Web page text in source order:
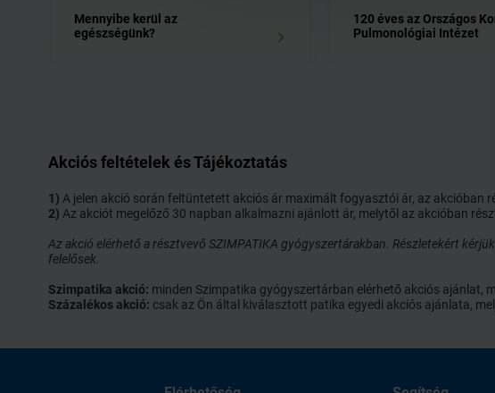
Mennyibe kerül az
egészségünk?
120 éves az Országos
Pulmonológiai Intézet
Akciós feltételek és Tájékoztatás
1) A jelen akció során feltüntetett akciós ár maximált fogyasztói ár, az
2) Az akciót megelőző 30 napban alkalmazni ajánlott ár, melytől az akcióban
Az akció elérhető a résztvevő SZIMPATIKA gyógyszertárakban. Részletekért
felelősek.
Szimpatika akció: minden Szimpatika gyógyszertárban elérhető akciós ajánlat,
Százalékos akció: csak az Ön által kiválasztott patika egyedi akciós ajánlata,